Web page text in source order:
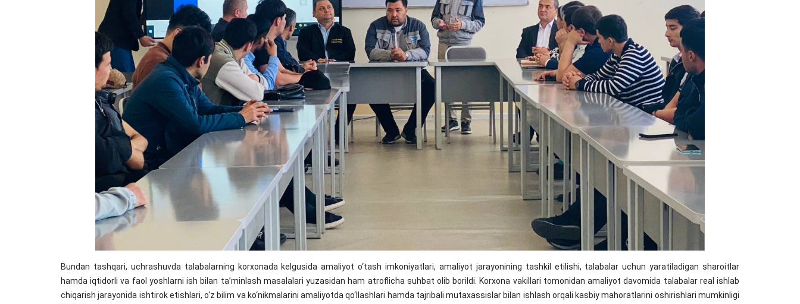
Bundan tashqari, uchrashuvda talabalarning korxonada kelgusida amaliyot o‘tash imkoniyatlari, amaliyot jarayonining tashkil etilishi, talabalar uchun yaratiladigan sharoitlar
hamda iqtidorli va faol yoshlarni ish bilan ta’minlash masalalari yuzasidan ham atroflicha suhbat olib borildi. Korxona vakillari tomonidan amaliyot davomida talabalar real ishlab
chiqarish jarayonida ishtirok etishlari, o‘z bilim va ko‘nikmalarini amaliyotda qo‘llashlari hamda tajribali mutaxassislar bilan ishlash orqali kasbiy mahoratlarini oshirishlari mumkinligi